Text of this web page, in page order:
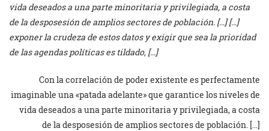
vida deseados a una parte minoritaria y privilegiada, a costa
de la desposesión de amplios sectores de población. […] […]
exponer la crudeza de estos datos y exigir que sea la prioridad
de las agendas políticas es tildado, […]
Con la correlación de poder existente es perfectamente
imaginable una «patada adelante» que garantice los niveles de
vida deseados a una parte minoritaria y privilegiada, a costa
de la desposesión de amplios sectores de población. […]